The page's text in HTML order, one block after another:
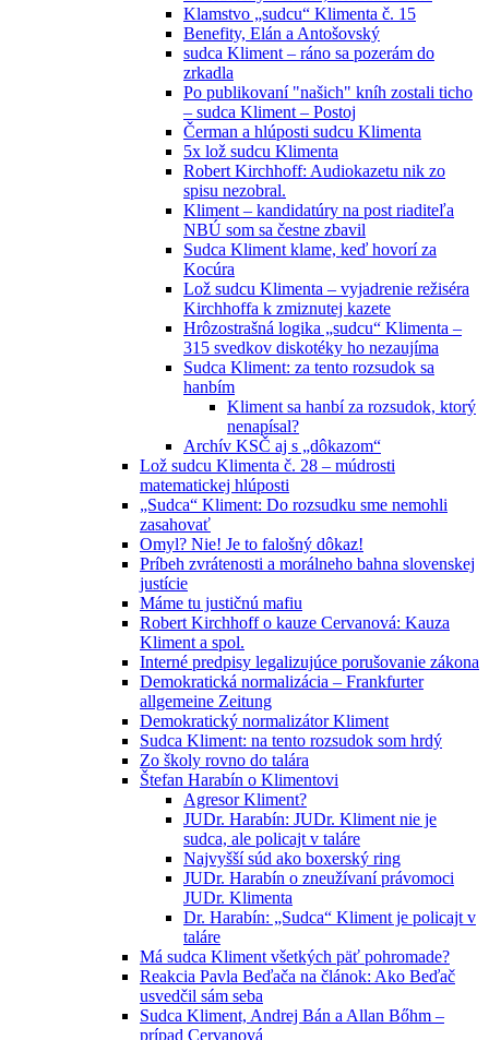
Klamstvo „sudcu“ Klimenta č. 15
Benefity, Elán a Antošovský
sudca Kliment – ráno sa pozerám do
zrkadla
Po publikovaní "našich" kníh zostali ticho
– sudca Kliment – Postoj
Čerman a hlúposti sudcu Klimenta
5x lož sudcu Klimenta
Robert Kirchhoff: Audiokazetu nik zo
spisu nezobral.
Kliment – kandidatúry na post riaditeľa
NBÚ som sa čestne zbavil
Sudca Kliment klame, keď hovorí za
Kocúra
Lož sudcu Klimenta – vyjadrenie režiséra
Kirchhoffa k zmiznutej kazete
Hrôzostrašná logika „sudcu“ Klimenta –
315 svedkov diskotéky ho nezaujíma
Sudca Kliment: za tento rozsudok sa
hanbím
Kliment sa hanbí za rozsudok, ktorý
nenapísal?
Archív KSČ aj s „dôkazom“
Lož sudcu Klimenta č. 28 – múdrosti
matematickej hlúposti
„Sudca“ Kliment: Do rozsudku sme nemohli
zasahovať
Omyl? Nie! Je to falošný dôkaz!
Príbeh zvrátenosti a morálneho bahna slovenskej
justície
Máme tu justičnú mafiu
Robert Kirchhoff o kauze Cervanová: Kauza
Kliment a spol.
Interné predpisy legalizujúce porušovanie zákona
Demokratická normalizácia – Frankfurter
allgemeine Zeitung
Demokratický normalizátor Kliment
Sudca Kliment: na tento rozsudok som hrdý
Zo školy rovno do talára
Štefan Harabín o Klimentovi
Agresor Kliment?
JUDr. Harabín: JUDr. Kliment nie je
sudca, ale policajt v taláre
Najvyšší súd ako boxerský ring
JUDr. Harabín o zneužívaní právomoci
JUDr. Klimenta
Dr. Harabín: „Sudca“ Kliment je policajt v
taláre
Má sudca Kliment všetkých päť pohromade?
Reakcia Pavla Beďača na článok: Ako Beďač
usvedčil sám seba
Sudca Kliment, Andrej Bán a Allan Bőhm –
prípad Cervanová